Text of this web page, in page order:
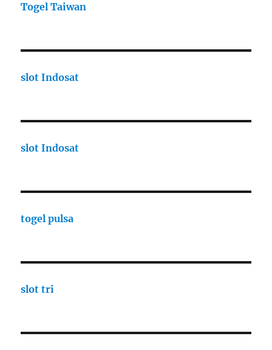
Togel Taiwan
slot Indosat
slot Indosat
togel pulsa
slot tri